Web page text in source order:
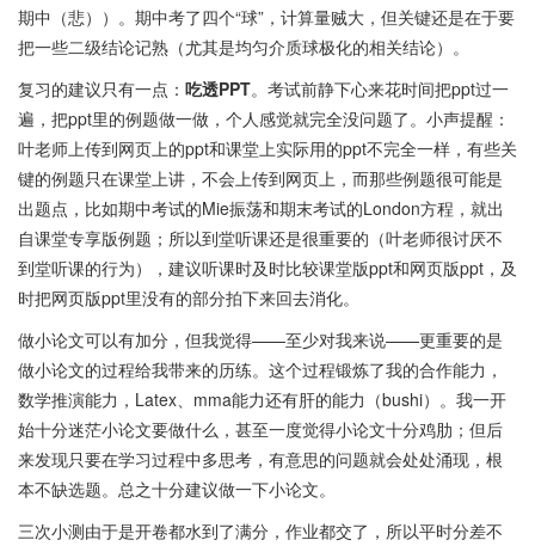
期中（悲））。期中考了四个“球”，计算量贼大，但关键还是在于要
把一些二级结论记熟（尤其是均匀介质球极化的相关结论）。
复习的建议只有一点： 吃透PPT。考试前静下心来花时间把ppt过一
遍，把ppt里的例题做一做，个人感觉就完全没问题了。小声提醒：
叶老师上传到网页上的ppt和课堂上实际用的ppt不完全一样，有些关
键的例题只在课堂上讲，不会上传到网页上，而那些例题很可能是
出题点，比如期中考试的Mie振荡和期末考试的London方程，就出
自课堂专享版例题；所以到堂听课还是很重要的（叶老师很讨厌不
到堂听课的行为），建议听课时及时比较课堂版ppt和网页版ppt，及
时把网页版ppt里没有的部分拍下来回去消化。
做小论文可以有加分，但我觉得——至少对我来说——更重要的是
做小论文的过程给我带来的历练。这个过程锻炼了我的合作能力，
数学推演能力，Latex、mma能力还有肝的能力（bushi）。我一开
始十分迷茫小论文要做什么，甚至一度觉得小论文十分鸡肋；但后
来发现只要在学习过程中多思考，有意思的问题就会处处涌现，根
本不缺选题。总之十分建议做一下小论文。
三次小测由于是开卷都水到了满分，作业都交了，所以平时分差不